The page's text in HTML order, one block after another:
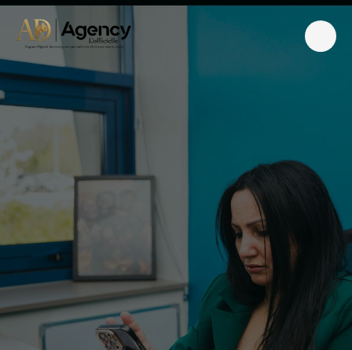
Agen M n g
DigitalSaint-Vul as
lainedel in –
D